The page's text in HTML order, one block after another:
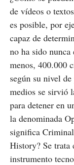
de vídeos o
es posible, por
capaz de
no ha sido
menos, 400.000
según su nivel
medios se sirvió
para detener en
la denominada
significa
History? Se trata
instrumento